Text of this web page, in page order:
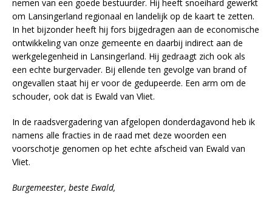
nemen van een goede bestuurder. Hij heeft snoeihard gewerkt
om Lansingerland regionaal en landelijk op de kaart te zetten.
In het bijzonder heeft hij fors bijgedragen aan de economische
ontwikkeling van onze gemeente en daarbij indirect aan de
werkgelegenheid in Lansingerland. Hij gedraagt zich ook als
een echte burgervader. Bij ellende ten gevolge van brand of
ongevallen staat hij er voor de gedupeerde. Een arm om de
schouder, ook dat is Ewald van Vliet.
In de raadsvergadering van afgelopen donderdagavond heb ik
namens alle fracties in de raad met deze woorden een
voorschotje genomen op het echte afscheid van Ewald van
Vliet.
Burgemeester, beste Ewald,